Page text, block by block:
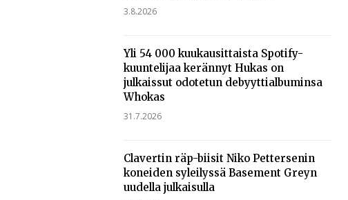
3.8.2026
Yli 54 000 kuukausittaista Spotify-
kuuntelijaa kerännyt Hukas on
julkaissut odotetun debyyttialbuminsa
Whokas
31.7.2026
Clavertin räp-biisit Niko Pettersenin
koneiden syleilyssä Basement Greyn
uudella julkaisulla